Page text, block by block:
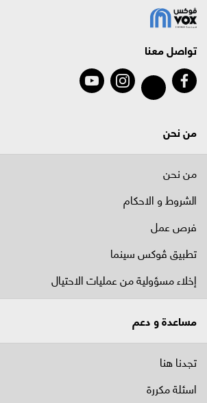
تواصل معنا
من نحن
من نحن
الشروط و الاحكام
فرص عمل
تطبيق ڤوكس سينما
إخلاء مسؤولية من عمليات الاحتيال
مساعدة و دعم
تجدنا هنا
اسئلة مكررة